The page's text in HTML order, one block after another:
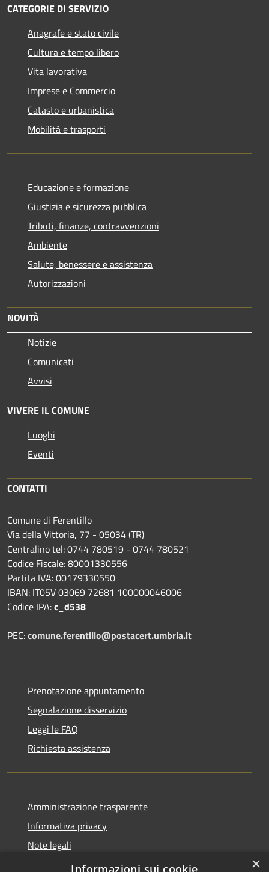
CATEGORIE DI SERVIZIO
Anagrafe e stato civile
Cultura e tempo libero
Vita lavorativa
Imprese e Commercio
Catasto e urbanistica
Mobilità e trasporti
Educazione e formazione
Giustizia e sicurezza pubblica
Tributi, finanze, contravvenzioni
Ambiente
Salute, benessere e assistenza
Autorizzazioni
NOVITÀ
Notizie
Comunicati
Avvisi
VIVERE IL COMUNE
Luoghi
Eventi
CONTATTI
Comune di Ferentillo
Via della Vittoria, 77 - 05034 (TR)
Centralino tel: 0744 780519 - 0744 780521
Codice Fiscale: 80001330556
Partita IVA: 00179330550
IBAN: IT05V 03069 72681 100000046006
Codice IPA:c_d538
PEC:comune.ferentillo@postacert.umbria.it
Prenotazione appuntamento
Segnalazione disservizio
Leggi le FAQ
Richiesta assistenza
Amministrazione trasparente
Informativa privacy
Note legali
Dichiarazione di accessibilità
×
Informazioni sui cookie